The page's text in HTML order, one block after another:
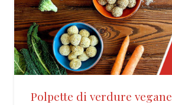
Polpette di verdure vegane